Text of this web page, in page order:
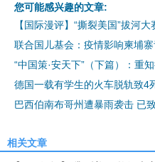
您可能感兴趣的文章:
【国际漫评】“撕裂美国”拔河大
联合国儿基会：疫情影响柬埔
“中国策·安天下”（下篇）：重
德国一载有学生的火车脱轨致4
巴西伯南布哥州遭暴雨袭击 已
相关文章